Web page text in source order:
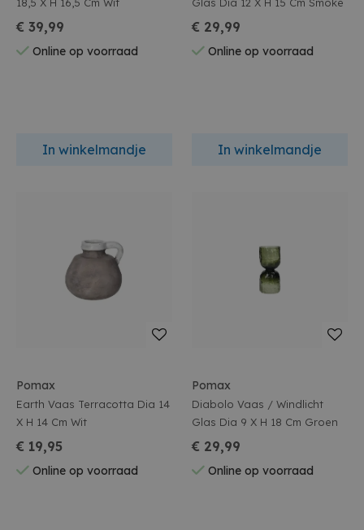
€ 39,99
Online op voorraad
In winkelmandje
€ 29,99
Online op voorraad
In winkelmandje
Pomax
Earth Vaas Terracotta Dia 14
X H 14 Cm Wit
€ 19,95
Online op voorraad
Pomax
Diabolo Vaas / Windlicht
Glas Dia 9 X H 18 Cm Groen
€ 29,99
Online op voorraad